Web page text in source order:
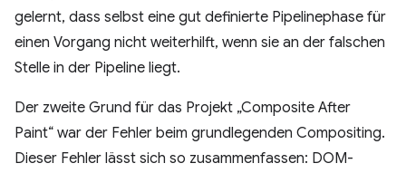
gelernt, dass selbst eine gut definierte Pipelinephase für
einen Vorgang nicht weiterhilft, wenn sie an der falschen
Stelle in der Pipeline liegt.
Der zweite Grund für das Projekt „Composite After
Paint“ war der Fehler beim grundlegenden Compositing.
Dieser Fehler lässt sich so zusammenfassen: DOM-